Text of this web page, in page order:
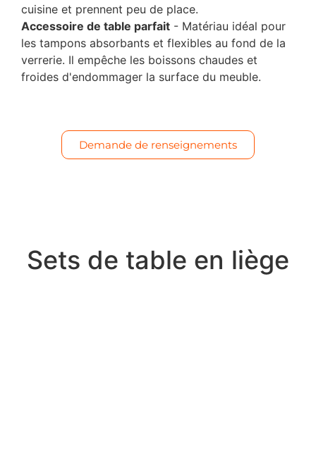
cuisine et prennent peu de place.
Accessoire de table parfait - Matériau idéal pour
les tampons absorbants et flexibles au fond de la
verrerie. Il empêche les boissons chaudes et
froides d'endommager la surface du meuble.
Demande de renseignements
Sets de table en liège